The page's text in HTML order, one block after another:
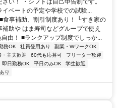
い！ ・シフトは自己申告制です。
ベートの予定や学校での試験...
食事補助、割引制度あり！ └すき家の
助や はま寿司などグループで使え
由！ ■ランクアップ制度でしっか...
務OK 社員登用あり
副業・WワークOK
・主夫歓迎 60代も応募可
フリーター歓迎
即日勤務OK 平日のみOK
学生歓迎
り